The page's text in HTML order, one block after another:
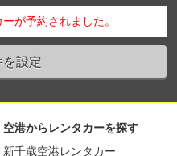
が予約されました。
設定
空港からレンタカーを探す
新千歳空港レンタカー